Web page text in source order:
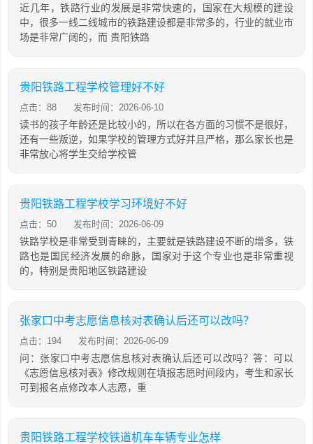
近几年，铁路行业的发展是非常快速的，国家在大规模的建设
中，很多一线二线城市的铁路建设都是非常多的，行业的就业市
场是非常广阔的，而 贵阳铁路
贵阳铁路工程学校管理好不好
点击：88 发布时间：2026-06-10
读书的孩子年龄还是比较小的，所以在各方面的习惯不是很好，
还有一些叛逆，如果学校的管理方式好并且严格，那么家长也是
非常放心将学生交给学校管
贵阳铁路工程学校学习环境好不好
点击：50 发布时间：2026-06-09
铁路学校是非常受到青睐的，主要就是铁路建设不断的增多，铁
路也是国民经济发展的命脉，国家对于这个专业也是非常重视
的，特别是贵阳地区铁路建设
张家口中考志愿信息核对表确认后还可以改吗？
点击：194 发布时间：2026-06-09
问：张家口中考志愿信息核对表确认后还可以改吗？答：可以
《志愿信息核对表》修改规则在填报志愿时间段内，考生和家长
可到报名点修改本人志愿，重
贵阳铁路工程学校铁道机车车辆专业怎样